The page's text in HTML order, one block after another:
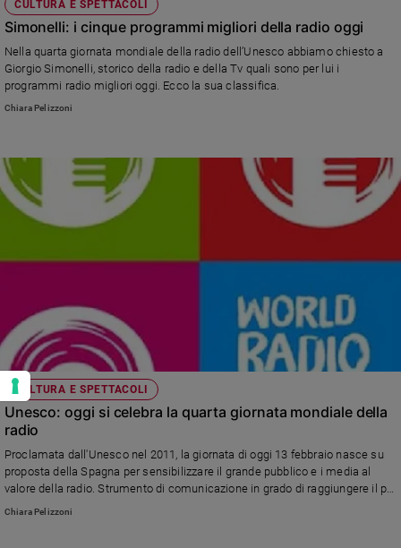
CULTURA E SPETTACOLI
Simonelli: i cinque programmi migliori della radio oggi
Nella quarta giornata mondiale della radio dell’Unesco abbiamo chiesto a
Giorgio Simonelli, storico della radio e della Tv quali sono per lui i
programmi radio migliori oggi. Ecco la sua classifica.
Chiara Pelizzoni
CULTURA E SPETTACOLI
Unesco: oggi si celebra la quarta giornata mondiale della
radio
Proclamata dall'Unesco nel 2011, la giornata di oggi 13 febbraio nasce su
proposta della Spagna per sensibilizzare il grande pubblico e i media al
valore della radio. Strumento di comunicazione in grado di raggiungere il più
grande numero di persone nel mondo, con il minimo costo.
Chiara Pelizzoni